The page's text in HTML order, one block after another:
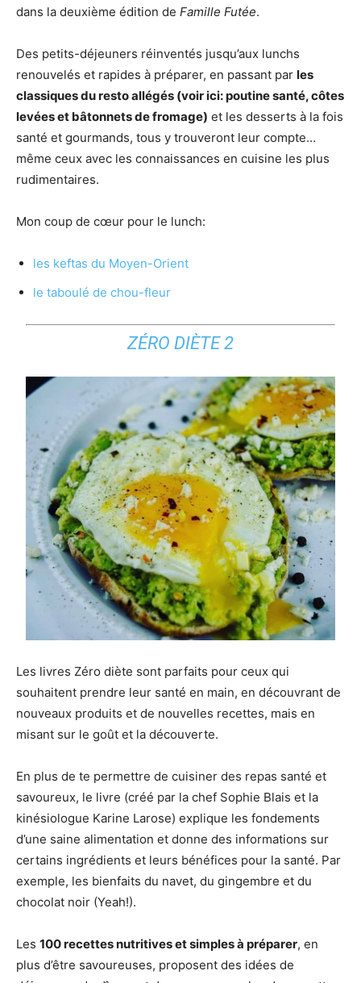
dans la deuxième édition de Famille Futée.
Des petits-déjeuners réinventés jusqu’aux lunchs
renouvelés et rapides à préparer, en passant par les
classiques du resto allégés (voir ici: poutine santé, côtes
levées et bâtonnets de fromage) et les desserts à la fois
santé et gourmands, tous y trouveront leur compte…
même ceux avec les connaissances en cuisine les plus
rudimentaires.
Mon coup de cœur pour le lunch:
les keftas du Moyen-Orient
le taboulé de chou-fleur
ZÉRO DIÈTE 2
Les livres Zéro diète sont parfaits pour ceux qui
souhaitent prendre leur santé en main, en découvrant de
nouveaux produits et de nouvelles recettes, mais en
misant sur le goût et la découverte.
En plus de te permettre de cuisiner des repas santé et
savoureux, le livre (créé par la chef Sophie Blais et la
kinésiologue Karine Larose) explique les fondements
d’une saine alimentation et donne des informations sur
certains ingrédients et leurs bénéfices pour la santé. Par
exemple, les bienfaits du navet, du gingembre et du
chocolat noir (Yeah!).
Les 100 recettes nutritives et simples à préparer, en
plus d’être savoureuses, proposent des idées de